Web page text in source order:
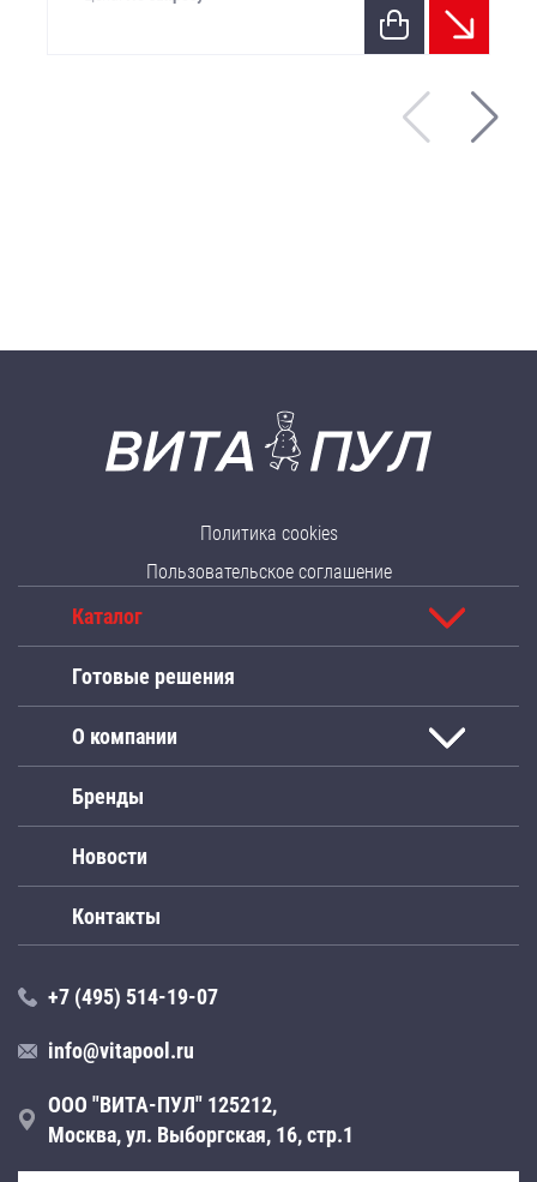
Политика cookies
Пользовательское соглашение
Каталог
Готовые решения
О компании
Бренды
Новости
Контакты
+7 (495) 514-19-07
info@vitapool.ru
ООО "ВИТА-ПУЛ" 125212,
Москва, ул. Выборгская, 16, стр.1